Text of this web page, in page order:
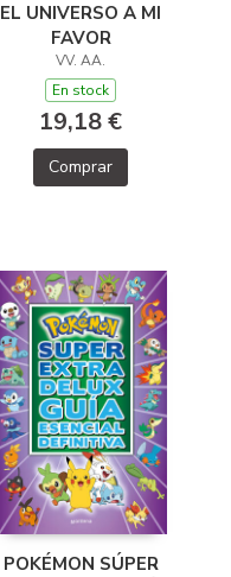
EL UNIVERSO A MI
FAVOR
VV. AA.
En stock
19,18 €
Comprar
POKÉMON SÚPER